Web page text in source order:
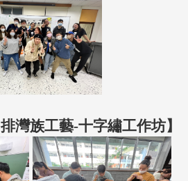
排灣族工藝-十字繡工作坊】